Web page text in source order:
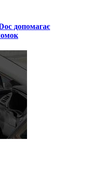
допомагає